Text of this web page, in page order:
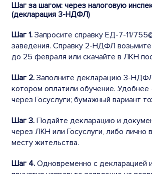
Шаг за шагом: через налоговую
(декларация 3-НДФЛ)
Шаг 1. Запросите справку ЕД-7-11/
заведения. Справку 2-НДФЛ
до 25 февраля или скачайте в ЛКН
Шаг 2. Заполните декларацию 3-
котором оплатили обучение.
через Госуслуги; бумажный вариант
Шаг 3. Подайте декларацию и
через ЛКН или Госуслуги, либо лично
месту жительства.
Шаг 4. Одновременно с декларацией